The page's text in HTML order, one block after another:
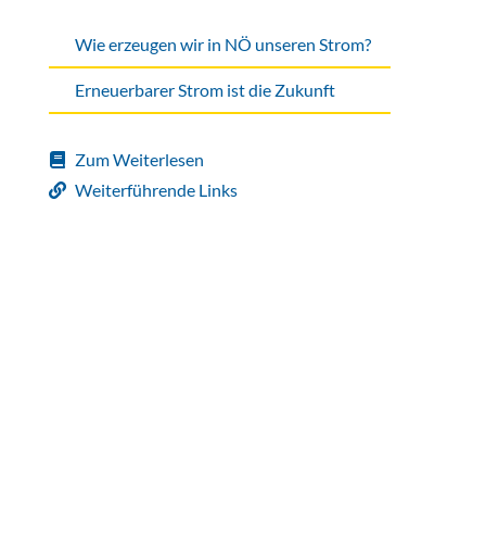
Wie erzeugen wir in NÖ unseren Strom?
Erneuerbarer Strom ist die Zukunft
Zum Weiterlesen
Weiterführende Links